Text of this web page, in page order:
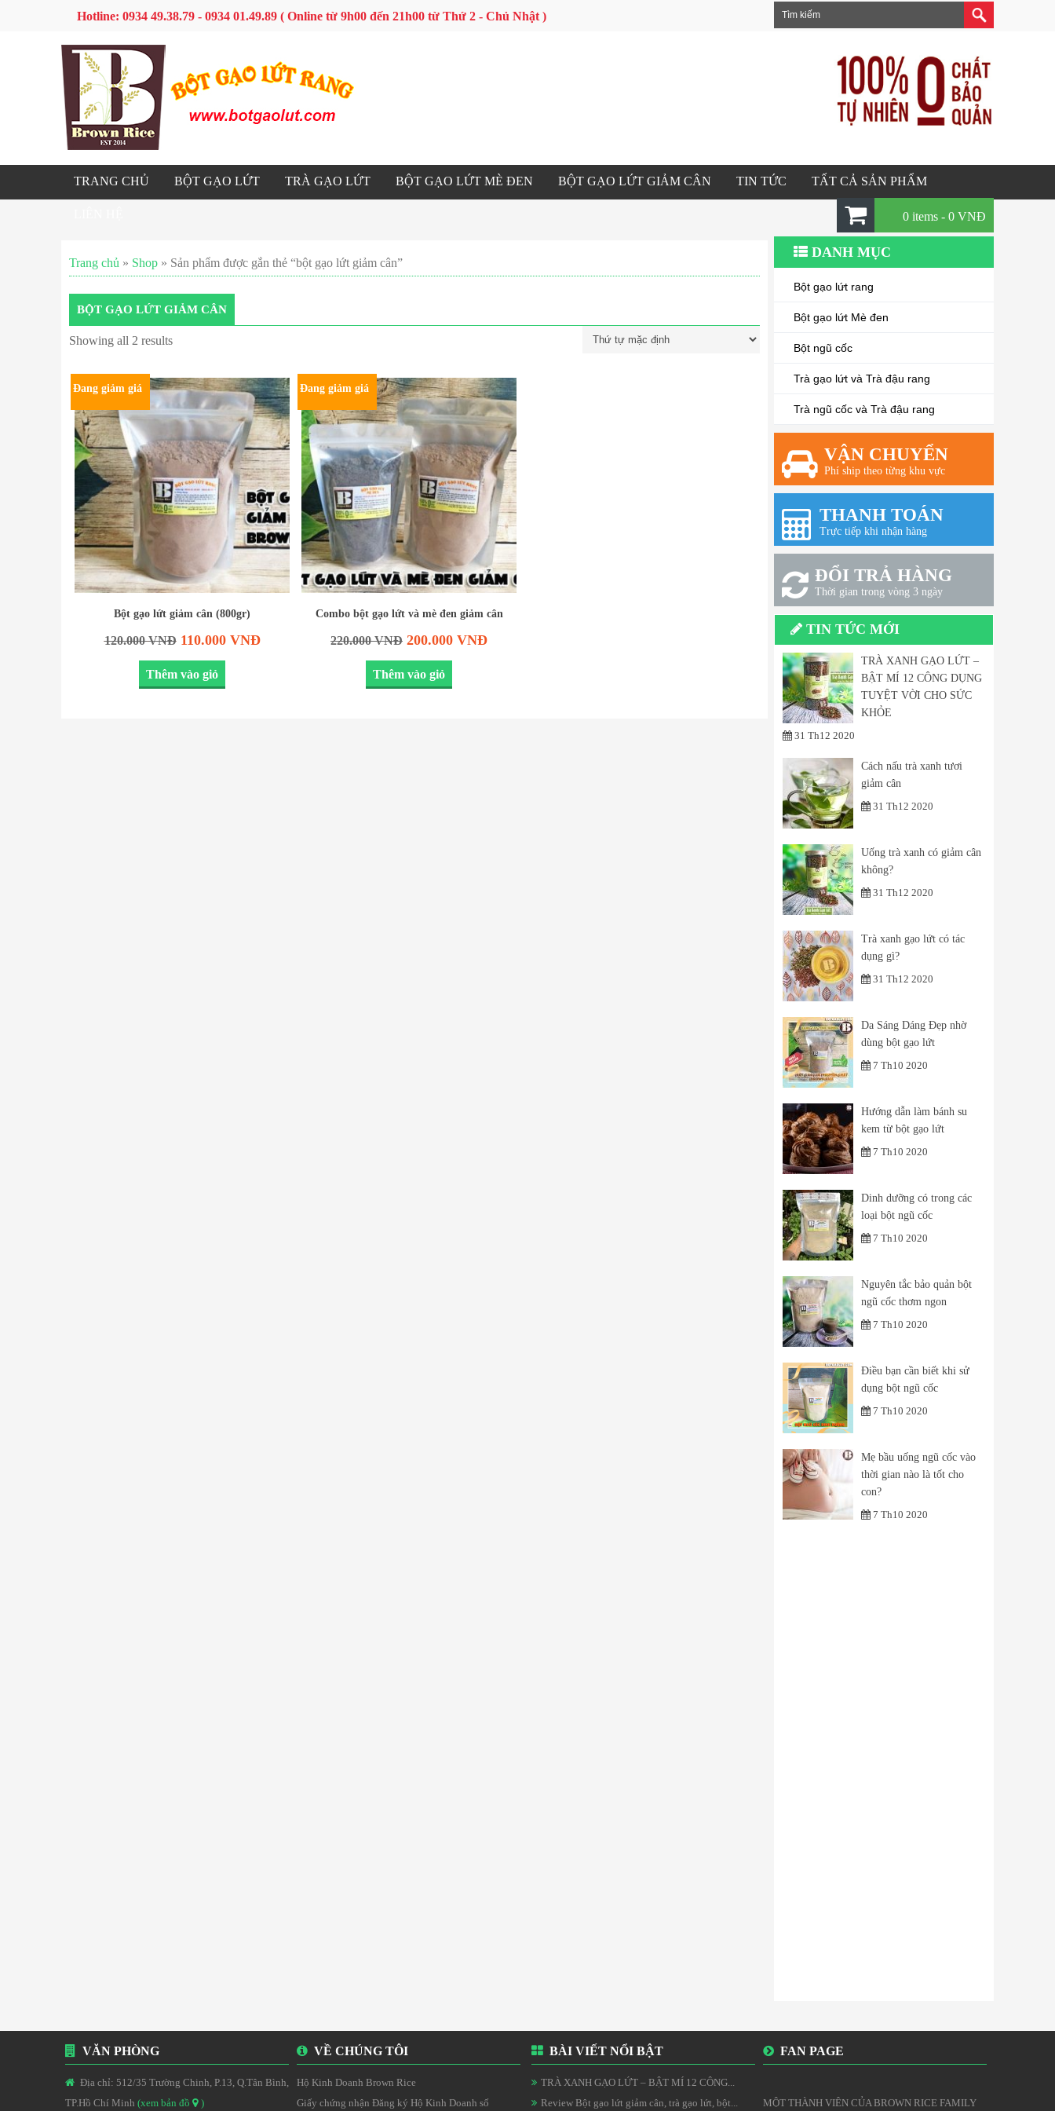
Hotline: 0934 49.38.79 - 0934 01.49.89 ( Online từ 9h00 đến 21h00 từ Thứ 2 - Chủ Nhật )
TRANG CHỦ BỘT GẠO LỨT TRÀ GẠO LỨT BỘT GẠO LỨT MÈ ĐEN BỘT GẠO LỨT GIẢM CÂN TIN TỨC TẤT CẢ SẢN PHẨM
0 items - 0 VNĐ
Trang chủ » Shop » Sản phẩm được gắn thẻ “bột gạo lứt giảm cân”
BỘT GẠO LỨT GIẢM CÂN
Showing all 2 results
Đang giảm giá
Bột gạo lứt giảm cân (800gr)
120.000VNĐ 110.000 VNĐ
Thêm vào giỏ
Đang giảm giá
Combo bột gạo lứt và mè đen giảm cân
220.000VNĐ 200.000 VNĐ
Thêm vào giỏ
DANH MỤC
Bột gạo lứt rang
Bột gạo lứt Mè đen
Bột ngũ cốc
Trà gạo lứt và Trà đậu rang
Trà ngũ cốc và Trà đậu rang
VẬN CHUYỂN
Phí ship theo từng khu vực
THANH TOÁN
Trực tiếp khi nhận hàng
ĐỔI TRẢ HÀNG
Thời gian trong vòng 3 ngày
TIN TỨC MỚI
TRÀ XANH GẠO LỨT –
BẬT MÍ 12 CÔNG DỤNG
TUYỆT VỜI CHO SỨC
KHỎE
31 Th12 2020
Cách nấu trà xanh tươi
giảm cân
31 Th12 2020
Uống trà xanh có giảm cân
không?
31 Th12 2020
Trà xanh gạo lứt có tác
dụng gì?
31 Th12 2020
Da Sáng Dáng Đẹp nhờ
dùng bột gạo lứt
7 Th10 2020
Hướng dẫn làm bánh su
kem từ bột gạo lứt
7 Th10 2020
Dinh dưỡng có trong các
loại bột ngũ cốc
7 Th10 2020
Nguyên tắc bảo quản bột
ngũ cốc thơm ngon
7 Th10 2020
Điều bạn cần biết khi sử
dụng bột ngũ cốc
7 Th10 2020
Mẹ bầu uống ngũ cốc vào
thời gian nào là tốt cho
con?
7 Th10 2020
VĂN PHÒNG
Địa chỉ: 512/35 Trường Chinh, P.13, Q.Tân Bình,
TP.Hồ Chí Minh (xem bản đồ )
VỀ CHÚNG TÔI
Hộ Kinh Doanh Brown Rice
Giấy chứng nhận Đăng ký Hộ Kinh Doanh số
BÀI VIẾT NỔI BẬT
TRÀ XANH GẠO LỨT – BẬT MÍ 12 CÔNG...
Review Bột gạo lứt giảm cân, trà gạo lứt, bột...
FAN PAGE
MỘT THÀNH VIÊN CỦA BROWN RICE FAMILY